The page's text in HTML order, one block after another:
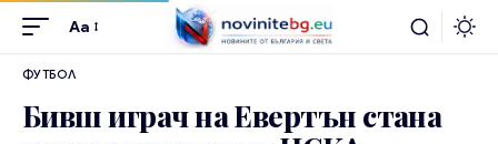
Aa
ФУТБОЛ
Бивш играч на Евертън стана